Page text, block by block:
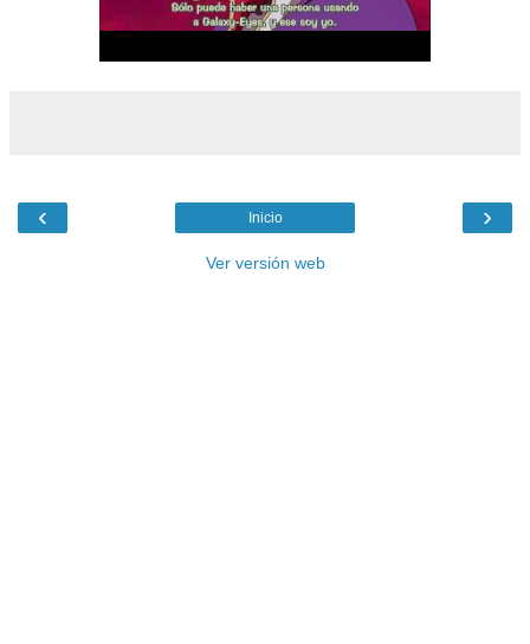
‹ ›
Inicio
Ver versión web